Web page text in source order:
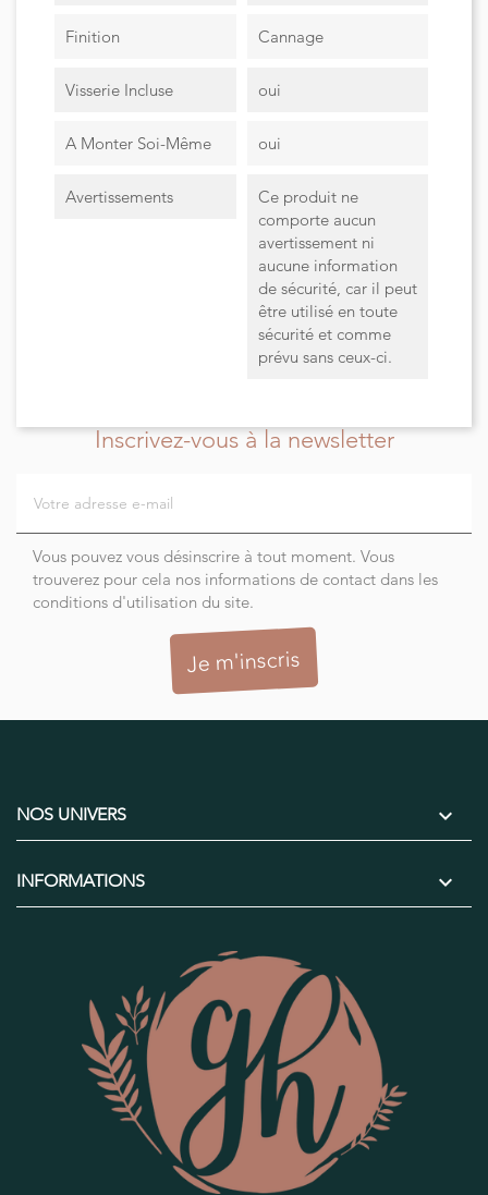
Finition Cannage
Visserie Incluse oui
A Monter Soi-Même oui
Avertissements
Ce produit ne
comporte aucun
avertissement ni
aucune information
de sécurité, car il peut
être utilisé en toute
sécurité et comme
prévu sans ceux-ci.
Inscrivez-vous à la newsletter
Vous pouvez vous désinscrire à tout moment. Vous
trouverez pour cela nos informations de contact dans les
conditions d'utilisation du site.
NOS UNIVERS 
INFORMATIONS 